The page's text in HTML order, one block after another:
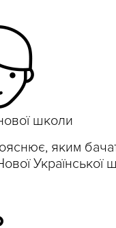
школи
яким
Української